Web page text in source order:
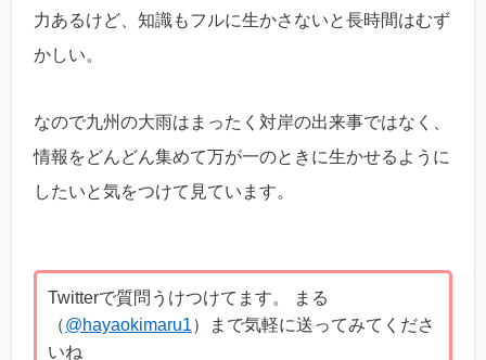
力あるけど、知識もフルに生かさないと長時間はむず
かしい。
なので九州の大雨はまったく対岸の出来事ではなく、
情報をどんどん集めて万が一のときに生かせるように
したいと気をつけて見ています。
Twitterで質問うけつけてます。 まる
（@hayaokimaru1）まで気軽に送ってみてくださ
いね